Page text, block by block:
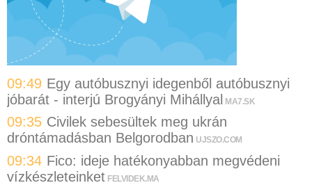
09:49 Egy autóbusznyi idegenből autóbusznyi
jóbarát - interjú Brogyányi Mihállyal MA7.SK
09:35 Civilek sebesültek meg ukrán
dróntámadásban Belgorodban UJSZO.COM
09:34 Fico: ideje hatékonyabban megvédeni
vízkészleteinket FELVIDEK.MA